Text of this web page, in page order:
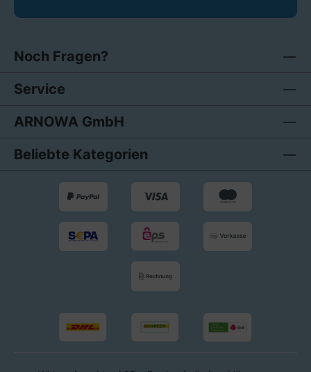
Noch Fragen?
Service
ARNOWA GmbH
Beliebte Kategorien